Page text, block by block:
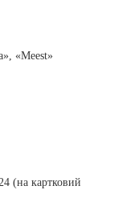
«Meest»
(на картковий